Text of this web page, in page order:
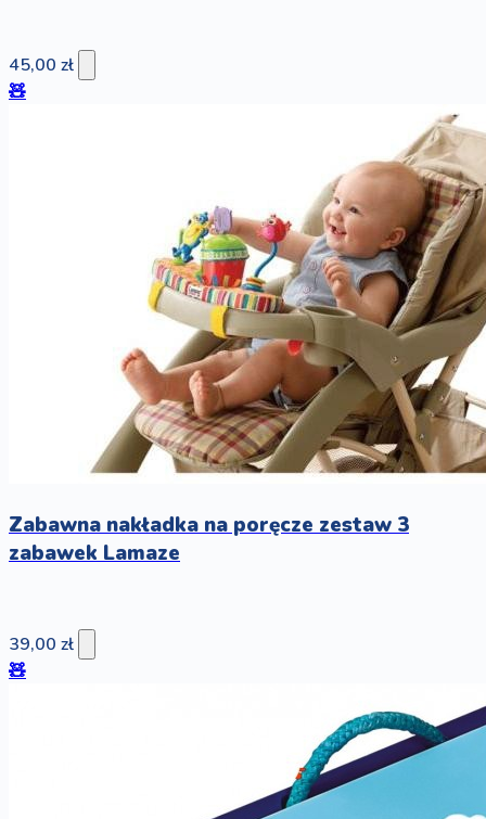
45,00 zł
🧸
Zabawna nakładka na poręcze zestaw 3
zabawek Lamaze
39,00 zł
🧸